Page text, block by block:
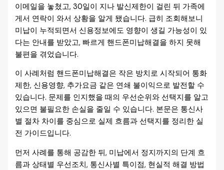
이메일을 놓쳤고, 30일이 지나 발신제한이 걸린 뒤 가족에
게서 연락이 와서 상황을 알게 됐습니다. 급히 조회해보니
미납이 누적되면서 신용정보에도 영향이 생길 가능성이 있
다는 안내를 받았고, 빠르게 핸드폰미납해결을 하지 못해
불편을 겪었습니다.
이 사례처럼 핸드폰미납해결은 작은 방치로 시작되어 통화
제한, 신용영향, 추가요금 같은 연쇄 불이익으로 발전할 수
있습니다. 문제를 인지했을 때의 우선순위와 선택지를 알고
있으면 불필요한 손실을 줄일 수 있습니다. 본문은 통신사
별 절차 차이를 중심으로 실제 흐름과 선택지를 정리한 실
전 가이드입니다.
먼저 사례를 통해 공감한 뒤, 미납에서 정지까지의 단계 흐
름과 상태별 우선조치, 통신사별 특이점, 현실적 해결 방법